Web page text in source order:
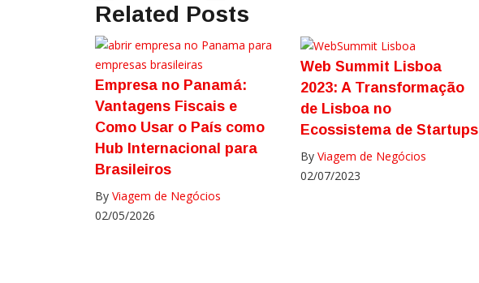
Related Posts
Empresa no Panamá:
Vantagens Fiscais e
Como Usar o País como
Hub Internacional para
Brasileiros
By Viagem de Negócios
02/05/2026
Web Summit Lisboa
2023: A Transformação
de Lisboa no
Ecossistema de Startups
ByViagem de Negócios
02/07/2023